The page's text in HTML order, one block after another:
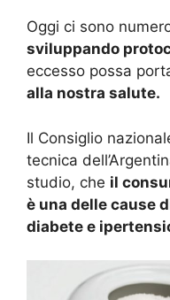
Oggi ci sono
sviluppando
eccesso possa
alla nostra salute.
Il Consiglio
tecnica
studio, che il
è una delle cause
diabete e